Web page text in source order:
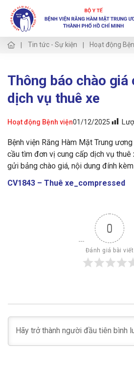
Tin tức - Sự kiện Hoạt động
Thông báo chào giá
dịch vụ thuê xe
Hoạt động Bệnh viện01/12/2025
Bệnh viện Răng Hàm Mặt Trung
cầu tìm đơn vị cung cấp dịch vụ thuê
gửi bảng chào giá, nội dung đính
CV1843 – Thuê xe_compressed
0
Đánh giá bài viết